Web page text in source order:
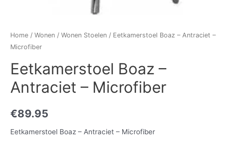
Home / Wonen / Wonen Stoelen / Eetkamerstoel Boaz – Antraciet –
Microfiber
Eetkamerstoel Boaz –
Antraciet – Microfiber
€89.95
Eetkamerstoel Boaz – Antraciet – Microfiber